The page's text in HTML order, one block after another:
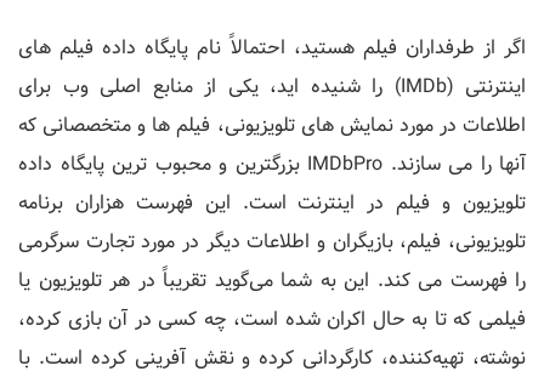
اگر از طرفداران فیلم هستید، احتمالاً نام پایگاه داده فیلم های
اینترنتی (IMDb) را شنیده اید، یکی از منابع اصلی وب برای
اطلاعات در مورد نمایش های تلویزیونی، فیلم ها و متخصصانی که
آنها را می سازند. IMDbPro بزرگترین و محبوب ترین پایگاه داده
تلویزیون و فیلم در اینترنت است. این فهرست هزاران برنامه
تلویزیونی، فیلم، بازیگران و اطلاعات دیگر در مورد تجارت سرگرمی
را فهرست می کند. این به شما می‌گوید تقریباً در هر تلویزیون یا
فیلمی که تا به حال اکران شده است، چه کسی در آن بازی کرده،
نوشته، تهیه‌کننده، کارگردانی کرده و نقش آفرینی کرده است. با